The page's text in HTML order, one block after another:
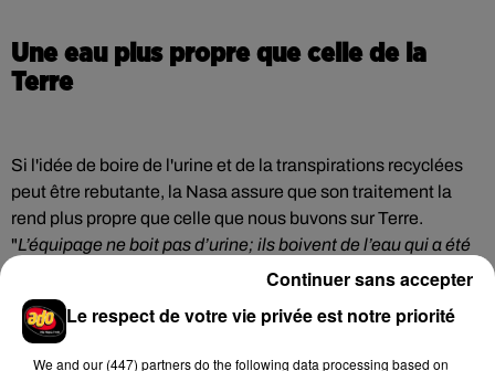
Une eau plus propre que celle de la
Terre
Si l'idée de boire de l'urine et de la transpirations recyclées
peut être rebutante, la Nasa assure que son traitement la
rend plus propre que celle que nous buvons sur Terre.
"L’équipage ne boit pas d’urine; ils boivent de l’eau qui a été
récupérée, filtrée et nettoyée de sorte qu’elle soit plus propre
que ce que nous buvons ici sur Terre",
Williamson, responsable des sous-systèmes d’eau de
Le respect de votre vie privée est notre priorité
We and our (447) partnersdo the following data processing based on
Continuer sans accepter